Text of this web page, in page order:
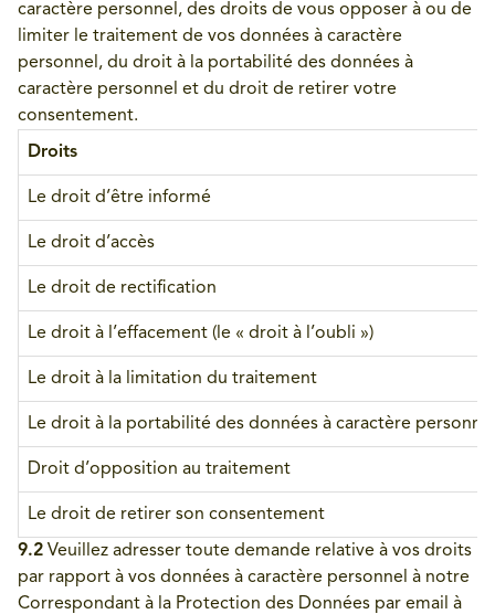
caractère personnel, des droits de vous opposer à ou de
limiter le traitement de vos données à caractère
personnel, du droit à la portabilité des données à
caractère personnel et du droit de retirer votre
consentement.
Droits
Le droit d’être informé
Le droit d’accès
Le droit de rectification
Le droit à l’effacement (le « droit à l’oubli »)
Le droit à la limitation du traitement
Le droit à la portabilité des données à caractère personnel
Droit d’opposition au traitement
Le droit de retirer son consentement
9.2 Veuillez adresser toute demande relative à vos droits
par rapport à vos données à caractère personnel à notre
Correspondant à la Protection des Données par email à